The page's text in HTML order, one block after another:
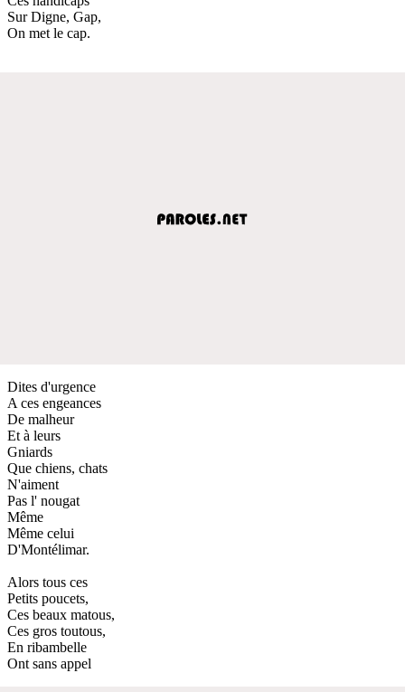
Sur Digne, Gap,
On met le cap.
Dites d'urgence
A ces engeances
De malheur
Et à leurs
Gniards
Que chiens, chats
N'aiment
Pas l' nougat
Même
Même celui
D'Montélimar.
Alors tous ces
Petits poucets,
Ces beaux matous,
Ces gros toutous,
En ribambelle
Ont sans appel